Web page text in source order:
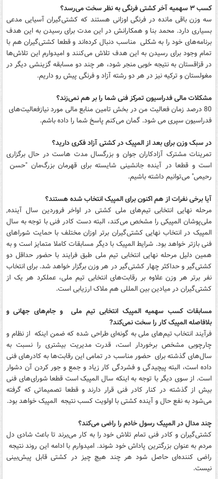
کسب ٣ سهمیه آخر کشتی فرنگی به نظر سخت می‌رسد؟
سه وزن باقی مانده در فرنگی اوزانی هستند که کشتی‌گیران آسیایی مدعی
بسیاری دارد. محمد بنا و همکارانش در این مدت برای رسیدن به این هدف
برنامه‌های خود را به شکلی مناسب دنبال کرده‌اند و قطعا کشتی‌گیران هم با
تمام وجود برای رسیدن به این هدف تلاش می‌کنند و امیدوارم این تلاش‌ها
در قزاقستان به نتیجه خوبی منجر شود، هر چند دو مسابقه گزینشی دیگر در
مغولستان و ترکیه نیز در هر دو رشته آزاد و فرنگی پیش رو داریم.
مشکلات مالی فدراسیون تمرکز فنی شما را بر هم نمی‌زند؟
80 درصد زمان فعالیت من در بخش تامین منابع مالی مورد نیازفعالیت‌های
فدراسیون سپری می شود. گمان می‌کنم پاسخ شما را داده باشم.
در سبک وزن برای بعد از المپیک در کشتی آزاد فکری دارید؟
تمرینات مشترک آزادکاران جوان و بزرگسال مدت هاست در حال برگزاری
است و قطعا در آینده جانشینی شایسته برای قهرمان بزرگ‌مان "حسن
رحیمی" می‌توانیم داشته باشیم.
آیا برخی نفرات از هم اکنون برای المپیک انتخاب شده هستند؟
مرحله نهایی انتخابی تیم‌های ملی کشتی در اواخر فروردین سال آینده,
ملی‌پوشان المپیکی را مشخص می‌کند، البته دست کادر فنی با توجه به سال
المپیک در انتخاب نهایی کشتی‌گیران برتر اوزان مختلف با حمایت شوراهای
فنی بازتر خواهد بود. شرایط المپیک با دیگر مسابقات کاملا متمایز است و به
همین دلیل مرحله نهایی انتخابی تیم ‌ملی طبق فرایند با حضور حداقل دو
کشتی‌گیر و حداکثر چهار کشتی‌گیر در هر وزن برگزار خواهد شد. برای انتخاب
نفر برتر هر وزن علاوه بر رقابت‌های انتخابی تیم ملی، عملکرد هر یک از
کشتی‌گیران در میادین بین المللی هم ملاک ارزیابی است.
مسابقات کسب سهمیه المپیک انتخابی تیم ملی و جام‌های جهانی و
بلافاصله المپیک کار را سخت نمی‌کند?
فرآیند انتخاب تیم‌های ملی به گونه‌ای طراحی شده که ضمن اینکه از نظام و
چارچوبی مشخص برخوردار است، قدرت مدیریت بیشتری را نسبت به
سال‌های گذشته برای حضور مناسب در تمامی این رقابت‌ها به کادرهای فنی
داده است، البته پیچیدگی و فشردگی کار زیاد و جمع و جور کردن آن دشوار
است. از سوی دیگر با توجه به اینکه سال المپیک است قطعا شورای‌های فنی
بیش از گذشته در کنار کادر فنی قرار دارند و قطعا تصمیماتی که گرفته
می‌شود به نفع حال و آینده کشتی با اولویت کسب نتیجه المپیک خواهد بود.
چند مدال در المپیک رسول خادم را راضی می‌کند؟
کشتی‌گیران و کادر فنی تمام تلاش خود را به کار می‌برند تا باعث شادی دل
مردم به عنوان بزرگترین پاداش خود شوند. امیدوارم با ادامه این روند نتیجه
راضی کننده‌ای حاصل شود هر چند هیچ چیز در کشتی قابل پیش‌بینی
نیست.